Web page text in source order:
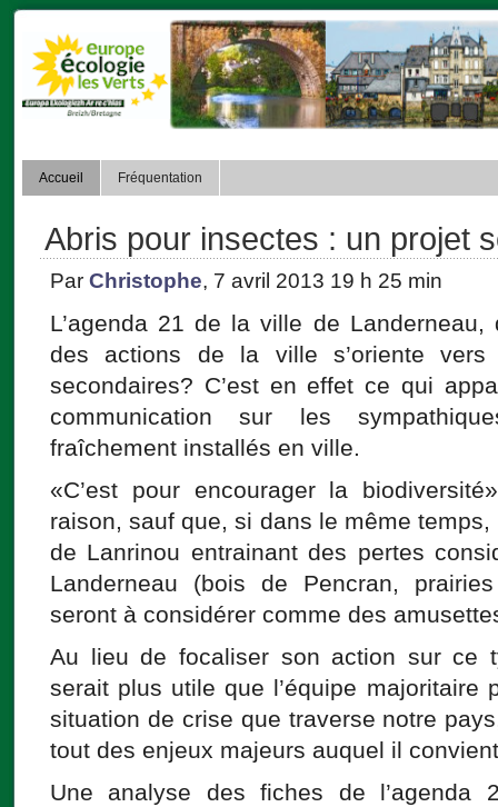
Accueil Fréquentation
Abris pour insectes : un projet
Par Christophe, 7 avril 2013 19 h 25 min
L’agenda 21 de la ville de Landerneau,
des actions de la ville s’oriente
secondaires? C’est en effet ce qui
communication sur les
fraîchement installés en ville.
«C’est pour encourager la
raison, sauf que, si dans le même
de Lanrinou entrainant des pertes
Landerneau (bois de Pencran,
seront à considérer comme des
Au lieu de focaliser son action sur ce
serait plus utile que l’équipe majoritaire
situation de crise que traverse notre
tout des enjeux majeurs auquel il
Une analyse des fiches de l’agenda